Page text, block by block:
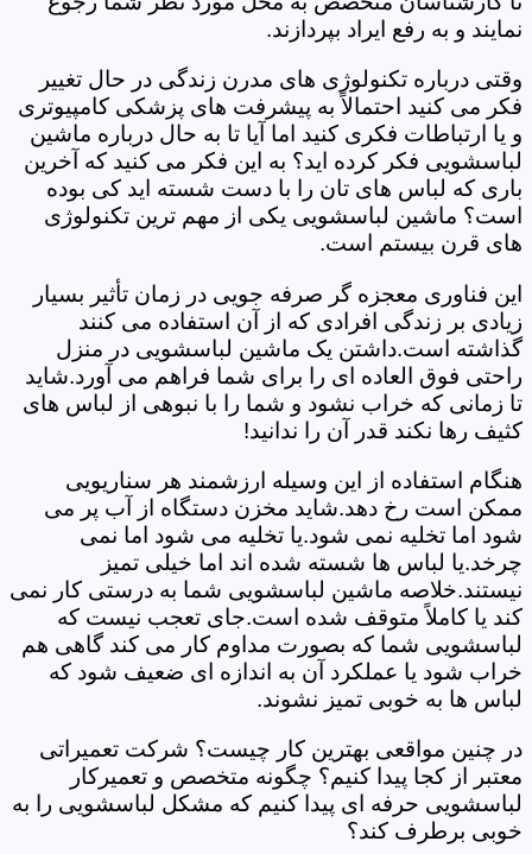
نمایند و به رفع ایراد بپردازند.
وقتی درباره تکنولوژی های مدرن زندگی در حال تغییر
فکر می کنید احتمالاً به پیشرفت های پزشکی کامپیوتری
و یا ارتباطات فکری کنید اما آیا تا به حال درباره ماشین
لباسشویی فکر کرده اید؟ به این فکر می کنید که آخرین
باری که لباس های تان را با دست شسته اید کی بوده
است؟ ماشین لباسشویی یکی از مهم ترین تکنولوژی
های قرن بیستم است.
این فناوری معجزه گر صرفه جویی در زمان تأثیر بسیار
زیادی بر زندگی افرادی که از آن استفاده می کنند
گذاشته است.داشتن یک ماشین لباسشویی در منزل
راحتی فوق العاده ای را برای شما فراهم می آورد.شاید
تا زمانی که خراب نشود و شما را با نبوهی از لباس های
کثیف رها نکند قدر آن را ندانید!
هنگام استفاده از این وسیله ارزشمند هر سناریویی
ممکن است رخ دهد.شاید مخزن دستگاه از آب پر می
شود اما تخلیه نمی شود.یا تخلیه می شود اما نمی
چرخد.یا لباس ها شسته شده اند اما خیلی تمیز
نیستند.خلاصه ماشین لباسشویی شما به درستی کار نمی
کند یا کاملاً متوقف شده است.جای تعجب نیست که
لباسشویی شما که بصورت مداوم کار می کند گاهی هم
خراب شود یا عملکرد آن به اندازه ای ضعیف شود که
لباس ها به خوبی تمیز نشوند.
در چنین مواقعی بهترین کار چیست؟ شرکت تعمیراتی
معتبر از کجا پیدا کنیم؟ چگونه متخصص و تعمیرکار
لباسشویی حرفه ای پیدا کنیم که مشکل لباسشویی را به
خوبی برطرف کند؟